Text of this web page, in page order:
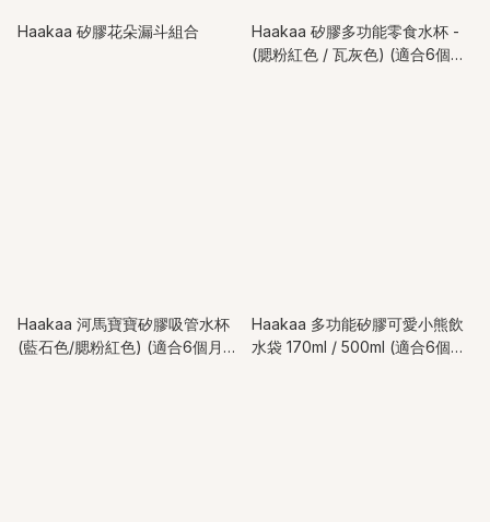
Haakaa 矽膠花朵漏斗組合
Haakaa 矽膠多功能零食水杯 -
(腮粉紅色 / 瓦灰色) (適合6個月
Haakaa 河馬寶寶矽膠吸管水杯
(藍石色/腮粉紅色) (適合6個月以
Haakaa 多功能矽膠可愛小熊飲
水袋 170ml / 500ml (適合6個月